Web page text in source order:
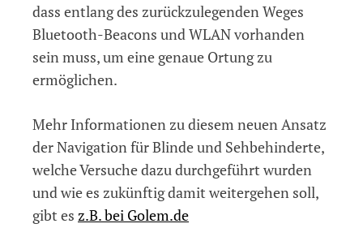
dass entlang des zurückzulegenden Weges
Bluetooth-Beacons und WLAN vorhanden
sein muss, um eine genaue Ortung zu
ermöglichen.
Mehr Informationen zu diesem neuen Ansatz
der Navigation für Blinde und Sehbehinderte,
welche Versuche dazu durchgeführt wurden
und wie es zukünftig damit weitergehen soll,
gibt es z.B. bei Golem.de